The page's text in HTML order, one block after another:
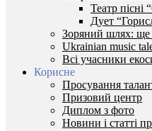
Театр пісні
Дует
Зоряний шлях: ще
Ukrainian music
Всі учасники
Корисне
Просування
Призовий центр
Диплом з фото
Новини і статті